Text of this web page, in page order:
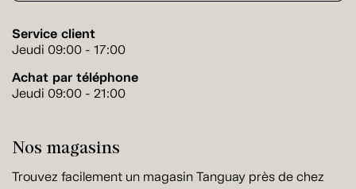
Service client
Jeudi 09:00 - 17:00
Achat par téléphone
Jeudi 09:00 - 21:00
Nos magasins
Trouvez facilement un magasin Tanguay près de chez